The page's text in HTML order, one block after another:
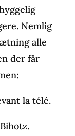
Nemlig
alle
der får
la télé.